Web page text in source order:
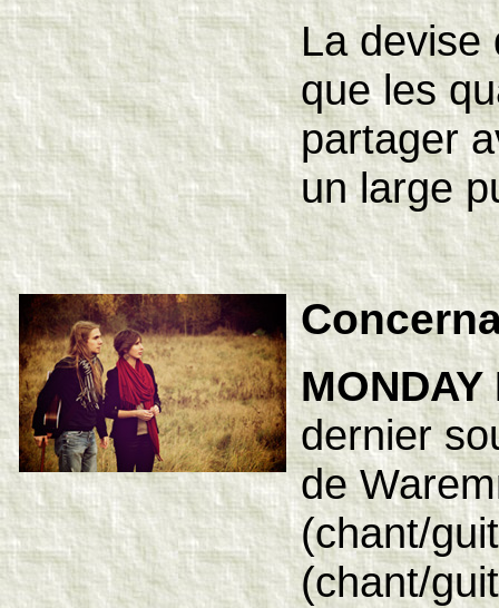
La devise
que les
partager
un large
dernier
de
(chant/
(chant/